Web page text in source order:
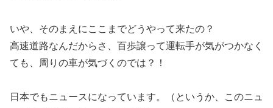
いや、そのまえにここまでどうやって来たの？
高速道路なんだからさ、百歩譲って運転手が気がつかなく
ても、周りの車が気づくのでは？！
日本でもニュースになっています。（というか、このニュ